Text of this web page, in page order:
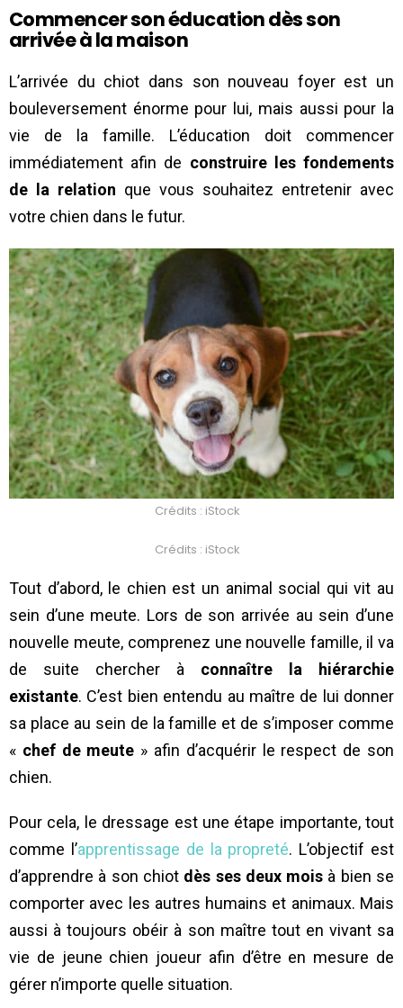
Commencer son éducation dès son
arrivée à la maison
L’arrivée du chiot dans son nouveau foyer est un
bouleversement énorme pour lui, mais aussi pour la
vie de la famille. L’éducation doit commencer
immédiatement afin de construire les fondements
de la relation que vous souhaitez entretenir avec
votre chien dans le futur.
Crédits : iStock
Crédits : iStock
Tout d’abord, le chien est un animal social qui vit au
sein d’une meute. Lors de son arrivée au sein d’une
nouvelle meute, comprenez une nouvelle famille, il va
de suite chercher à connaître la hiérarchie
existante. C’est bien entendu au maître de lui donner
sa place au sein de la famille et de s’imposer comme
« chef de meute » afin d’acquérir le respect de son
chien.
Pour cela, le dressage est une étape importante, tout
comme l’apprentissage de la propreté. L’objectif est
d’apprendre à son chiot dès ses deux mois à bien se
comporter avec les autres humains et animaux. Mais
aussi à toujours obéir à son maître tout en vivant sa
vie de jeune chien joueur afin d’être en mesure de
gérer n’importe quelle situation.